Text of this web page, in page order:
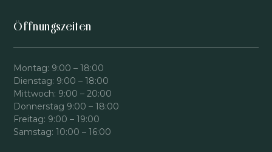
Öffnungszeiten
Montag: 9:00 – 18:00
Dienstag: 9:00 – 18:00
Mittwoch: 9:00 – 20:00
Donnerstag 9:00 – 18:00
Freitag: 9:00 – 19:00
Samstag: 10:00 – 16:00